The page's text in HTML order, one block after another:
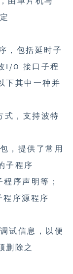
，包括延时子
I/O 接口子程
下其中一种并
式，支持波特
，提供了常用
子程序
序声明等；
程序源程序
试信息，以便
删除之